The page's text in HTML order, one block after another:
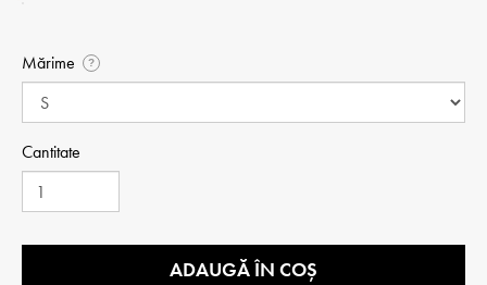
Mărime ?
Cantitate
ADAUGĂ ÎN COȘ